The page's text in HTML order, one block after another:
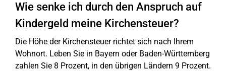
Wie senke ich durch den Anspruch auf
Kindergeld meine Kirchensteuer?
Die Höhe der Kirchensteuer richtet sich nach Ihrem
Wohnort. Leben Sie in Bayern oder Baden-Württemberg
zahlen Sie 8 Prozent, in den übrigen Ländern 9 Prozent.